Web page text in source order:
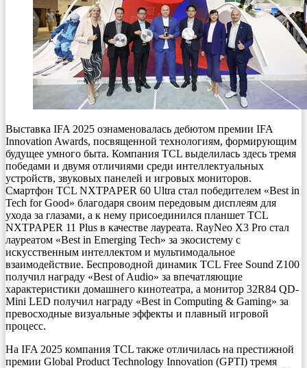
Выставка IFA 2025 ознаменовалась дебютом премии IFA
Innovation Awards, посвященной технологиям, формирующим
будущее умного быта. Компания TCL выделилась здесь тремя
победами и двумя отличиями среди интеллектуальных
устройств, звуковых панелей и игровых мониторов.
Смартфон TCL NXTPAPER 60 Ultra стал победителем «Best in
Tech for Good» благодаря своим передовым дисплеям для
ухода за глазами, а к нему присоединился планшет TCL
NXTPAPER 11 Plus в качестве лауреата. RayNeo X3 Pro стал
лауреатом «Best in Emerging Tech» за экосистему с
искусственным интеллектом и мультимодальное
взаимодействие. Беспроводной динамик TCL Free Sound Z100
получил награду «Best of Audio» за впечатляющие
характеристики домашнего кинотеатра, а монитор 32R84 QD-
Mini LED получил награду «Best in Computing & Gaming» за
превосходные визуальные эффекты и плавный игровой
процесс.
На IFA 2025 компания TCL также отличилась на престижной
премии Global Product Technology Innovation (GPTI) тремя